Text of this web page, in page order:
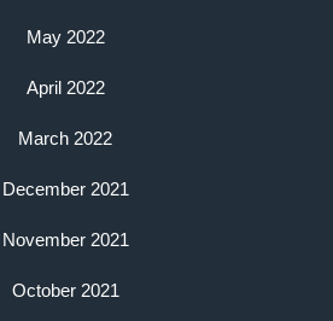
May 2022
April 2022
March 2022
December 2021
November 2021
October 2021